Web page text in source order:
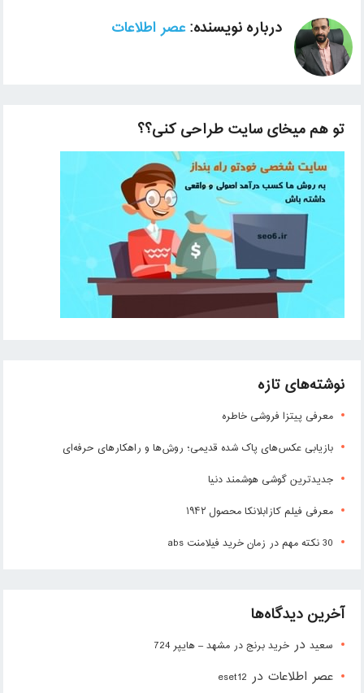
درباره نویسنده:عصر اطلاعات
تو هم میخای سایت طراحی کنی؟؟
نوشته‌های تازه
معرفی پیتزا فروشی خاطره
بازیابی عکس‌های پاک شده قدیمی؛ روش‌ها و راهکارهای حرفه‌ای
جدیدترین گوشی هوشمند دنیا
معرفی فیلم کازابلانکا محصول ۱۹۴۲
30 نکته مهم در زمان خرید فیلامنت abs
آخرین دیدگاه‌ها
سعید درخرید برنج در مشهد – هایپر 724
عصر اطلاعات در eset12